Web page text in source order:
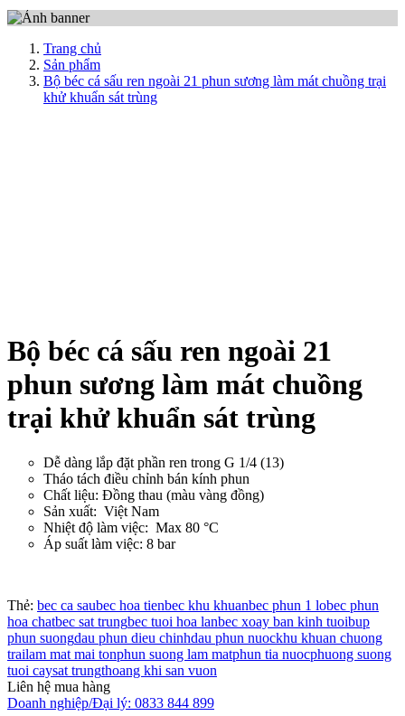
Trang chủ
Sản phẩm
Bộ béc cá sấu ren ngoài 21 phun sương làm mát chuồng trại
khử khuẩn sát trùng
Bộ béc cá sấu ren ngoài 21
phun sương làm mát chuồng
trại khử khuẩn sát trùng
Dễ dàng lắp đặt phần ren trong G 1/4 (13)
Tháo tách điều chỉnh bán kính phun
Chất liệu: Đồng thau (màu vàng đồng)
Sản xuất: Việt Nam
Nhiệt độ làm việc: Max 80 °C
Áp suất làm việc: 8 bar
Thẻ: bec ca saubec hoa tienbec khu khuanbec phun 1 lobec phun
hoa chatbec sat trungbec tuoi hoa lanbec xoay ban kinh tuoibup
phun suongdau phun dieu chinhdau phun nuockhu khuan chuong
trailam mat mai tonphun suong lam matphun tia nuocphuong suong
tuoi caysat trungthoang khi san vuon
Liên hệ mua hàng
Doanh nghiệp/Đại lý: 0833 844 899